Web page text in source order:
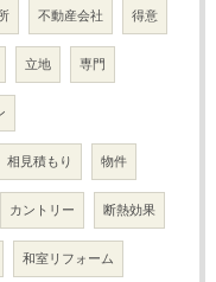
不動産会社 得意
立地 専門
相見積もり 物件
カントリー 断熱効果
和室リフォーム